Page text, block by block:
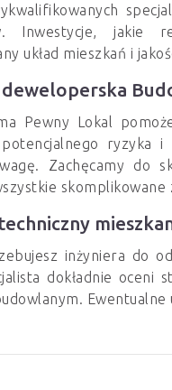
Inwestycje, jakie
układ mieszkań i
Pewny Lokal
potencjalnego ryzyka
Zachęcamy do
skomplikowane
inżyniera do
dokładnie oceni